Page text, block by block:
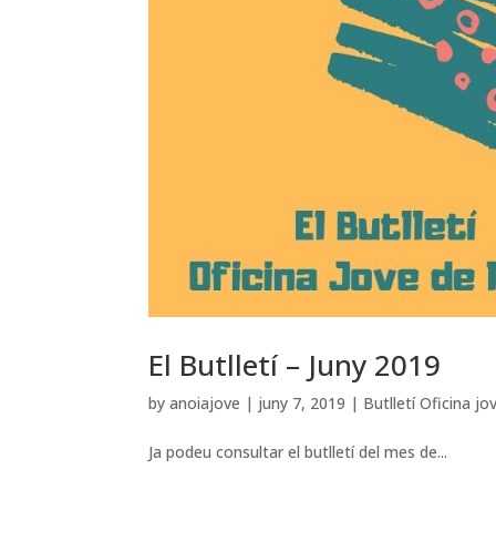
El Butlletí – Juny 2019
byanoiajove | juny 7, 2019 | Butlletí Oficina
Ja podeu consultar el butlletí del mes de...